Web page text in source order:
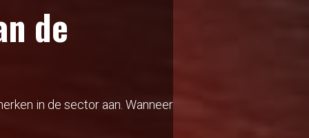
de
in de sector aan. Wanneer